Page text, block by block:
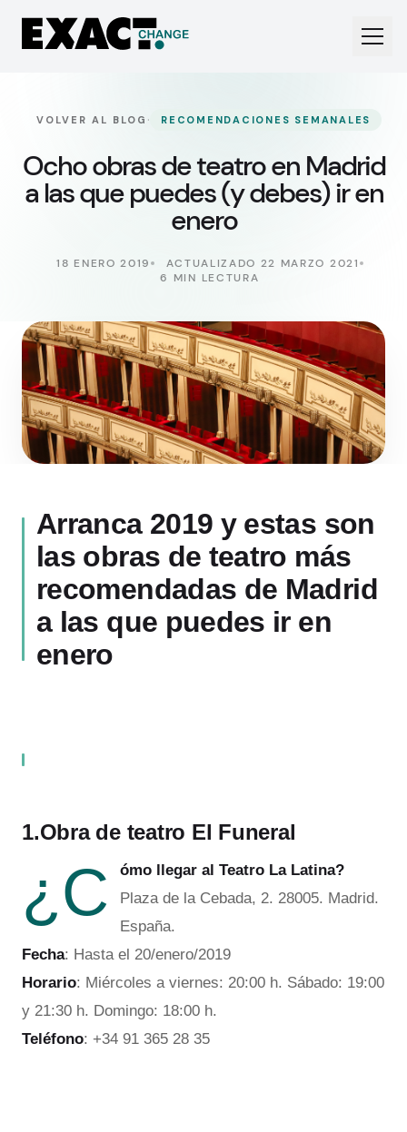
VOLVER AL BLOG · RECOMENDACIONES SEMANALES
Ocho obras de teatro en Madrid
a las que puedes (y debes) ir en
enero
18 ENERO 2019
ACTUALIZADO 22 MARZO 2021
6 MIN LECTURA
Arranca 2019 y estas son
las obras de teatro más
recomendadas de Madrid
a las que puedes ir en
enero
1.Obra de teatro El Funeral
¿C
ómo llegar al Teatro La Latina?
Plaza de la Cebada, 2. 28005. Madrid.
España.
Fecha: Hasta el 20/enero/2019
Horario: Miércoles a viernes: 20:00 h. Sábado: 19:00
y 21:30 h. Domingo: 18:00 h.
Teléfono: +34 91 365 28 35